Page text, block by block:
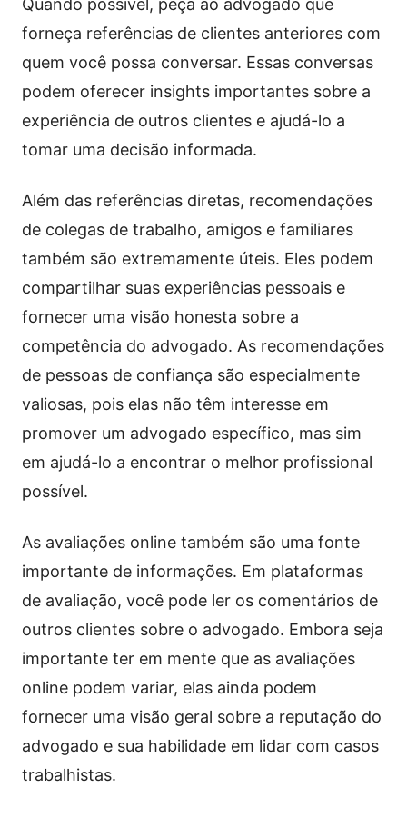
Quando possível, peça ao advogado que
forneça referências de clientes anteriores com
quem você possa conversar. Essas conversas
podem oferecer insights importantes sobre a
experiência de outros clientes e ajudá-lo a
tomar uma decisão informada.
Além das referências diretas, recomendações
de colegas de trabalho, amigos e familiares
também são extremamente úteis. Eles podem
compartilhar suas experiências pessoais e
fornecer uma visão honesta sobre a
competência do advogado. As recomendações
de pessoas de confiança são especialmente
valiosas, pois elas não têm interesse em
promover um advogado específico, mas sim
em ajudá-lo a encontrar o melhor profissional
possível.
As avaliações online também são uma fonte
importante de informações. Em plataformas
de avaliação, você pode ler os comentários de
outros clientes sobre o advogado. Embora seja
importante ter em mente que as avaliações
online podem variar, elas ainda podem
fornecer uma visão geral sobre a reputação do
advogado e sua habilidade em lidar com casos
trabalhistas.